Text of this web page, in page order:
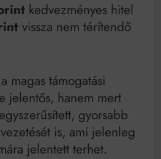
kedvezményes hitel
vissza nem térítendő
magas támogatási
jelentős, hanem mert
gyorsabb
is, ami jelenleg
jelentett terhet.